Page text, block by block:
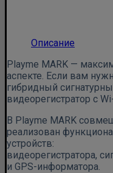
Описание
Playme MARK —
аспекте. Если вам
гибридный
видеорегистратор с
В Playme MARK
реализован
устройств:
видеорегистратора,
и GPS-информатора.